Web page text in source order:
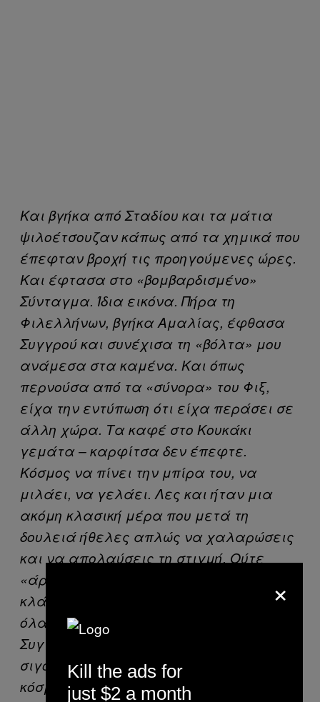
Και βγήκα από Σταδίου και τα μάτια
ψιλοέτσουζαν κάπως από τα χημικά που
έπεφταν βροχή τις προηγούμενες ώρες.
Και έφτασα στο «βομβαρδισμένο»
Σύνταγμα. Ίδια εικόνα. Πήρα τη
Φιλελλήνων, βγήκα Αμαλίας, έφθασα
Συγγρού και συνέχισα τη «βόλτα» μου
ανάμεσα στα καμένα. Και όπως
περνούσα από τα «σύνορα» του Φιξ,
είχα την εντύπωση ότι είχα περάσει σε
άλλη χώρα. Τα καφέ στο Κουκάκι
γεμάτα – καρφίτσα δεν έπεφτε.
Κόσμος να πίνει την μπίρα του, να
μιλάει, να γελάει. Λες και ήταν μια
ακόμη κλασική μέρα που μετά τη
δουλειά ήθελες απλώς να χαλαρώσεις
και να απολαύσεις τη στιγμή. Ούτε
«άρωμα» χημικών στον αέρα, ούτε
κλάματα, ούτε φάτσες που τα είχαν δει
όλα πιο πριν. Και όσο περπατούσα στη
Συγγρού, τόσο περισσότερο
σιγουρευόμουν για την ύπαρξη των δύο
κόσμων – τα μαγαζιά (δηλαδή, τα
×
Kill the ads for
just $2 a month